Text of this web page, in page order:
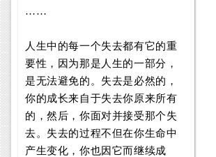
……
人生中的每一个失去都有它的重
要性，因为那是人生的一部分，
是无法避免的。失去是必然的，
你的成长来自于失去你原来所有
的，然后，你面对并接受那个失
去。失去的过程不但在你生命中
产生变化，你也因它而继续成